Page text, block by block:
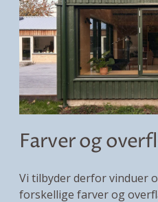
Farver og
Vi tilbyder derfor vinduer
forskellige farver og